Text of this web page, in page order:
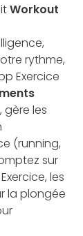
Workout
rythme,
Exercice
, gère les
(running,
sur
les
la plongée